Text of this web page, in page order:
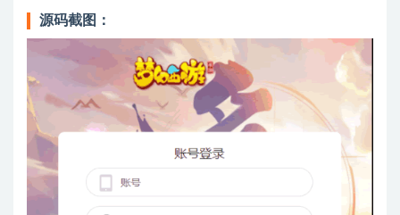
源码截图：